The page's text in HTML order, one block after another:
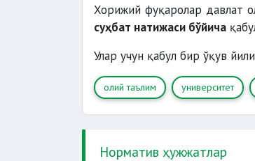
Хорижий фуқаролар давлат
суҳбат натижаси бўйича
Улар учун қабул бир ўқув
олий таълим университет
Норматив ҳужжатлар